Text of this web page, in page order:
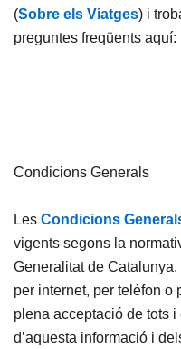
(Sobre els Viatges) i
preguntes freqüents aquí:
Condicions Generals
Les Condicions
vigents segons la
Generalitat de
per internet, per telèfon o
plena acceptació de tots
d’aquesta informació i